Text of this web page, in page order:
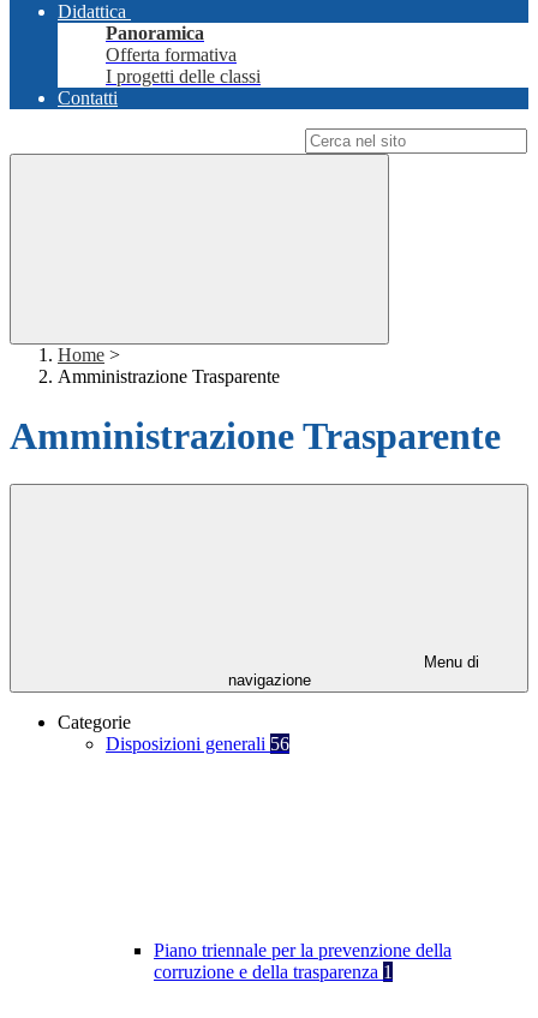
Didattica
Panoramica
Offerta formativa
I progetti delle classi
Contatti
Home >
Amministrazione Trasparente
Amministrazione Trasparente
Menu di
navigazione
Categorie
Disposizioni generali 56
Piano triennale per la prevenzione della
corruzione e della trasparenza 1